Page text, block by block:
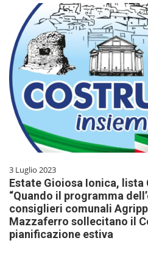
3 Luglio 2023
Estate Gioiosa Ionica, lista
“Quando il programma
consiglieri comunali
Mazzaferro sollecitano il
pianificazione estiva